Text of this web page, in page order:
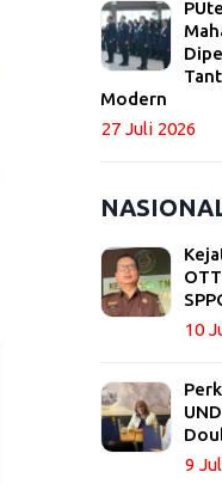
Modern
27 Juli 2026
10
9